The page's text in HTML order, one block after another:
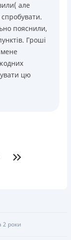
але
пояснили,
Гроші
цю
2 роки